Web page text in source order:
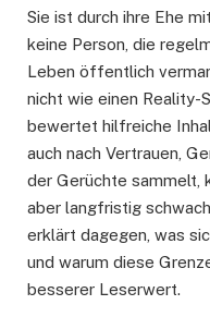
Sie ist durch ihre Ehe
keine Person, die
Leben öffentlich
nicht wie einen Reality-
bewertet hilfreiche
auch nach Vertrauen,
der Gerüchte sammelt,
aber langfristig
erklärt dagegen, was
und warum diese
besserer Leserwert.